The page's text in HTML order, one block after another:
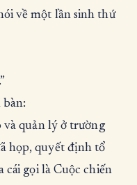
về một lần sinh thứ
và quản lý ở trường
họp, quyết định tổ
cái gọi là Cuộc chiến